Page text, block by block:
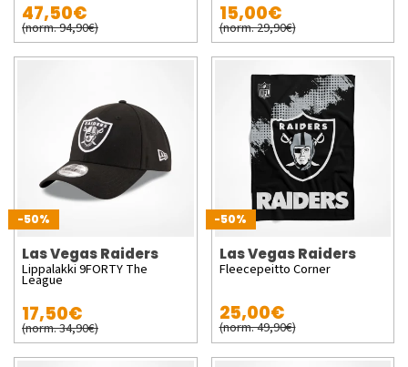
47,50€
(norm. 94,90€)
15,00€
(norm. 29,90€)
-50%
Las Vegas Raiders
Lippalakki 9FORTY The
League
17,50€
(norm. 34,90€)
-50%
Las Vegas Raiders
Fleecepeitto Corner
25,00€
(norm. 49,90€)